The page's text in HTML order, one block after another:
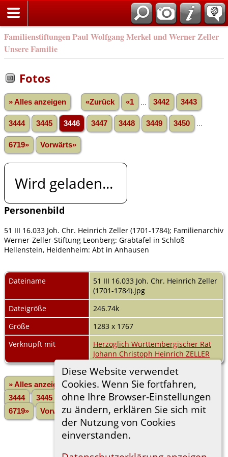
Familienstiftungen Paul Wolfgang Merkel und Werner Zeller
Unsere Familie
Diese Website verwendet
Cookies. Wenn Sie fortfahren,
ohne Ihre Browser-Einstellungen
zu ändern, erklären Sie sich mit
der Nutzung von Cookies
einverstanden.
Fotos
» Alles anzeigen «Zurück «1 3442 3443
3444 3445 3446 3447 3448 3449 3450
6719» Vorwärts»
Wird geladen...
Personenbild
51 III 16.033 Joh. Chr. Heinrich Zeller (1701-1784); Familienarchiv
Werner-Zeller-Stiftung Leonberg: Grabtafel in Schloß
Hellenstein, Heidenheim: Abt in Anhausen
Dateiname
51 III 16.033 Joh. Chr. Heinrich Zeller
(1701-1784).jpg
Dateigröße
246.74k
Größe
1283 x 1767
Verknüpft mit
Herzoglich Württembergischer Rat
Johann Christoph Heinrich ZELLER
» Alles anzeigen «Zurück «1 ... 3442
3443
3444
3445 3446 3447 3448 3449 3450
...
6719»
Vorwärts»